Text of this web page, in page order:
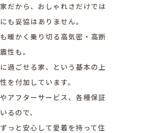
だから、おしゃれさだけでは
も妥協はありません。
暖かく乗り切る高気密・高断
性も。
過ごせる家、という基本の上
を付加しています。
アフターサービス、各種保証
るので、
っと安心して愛着を持って住